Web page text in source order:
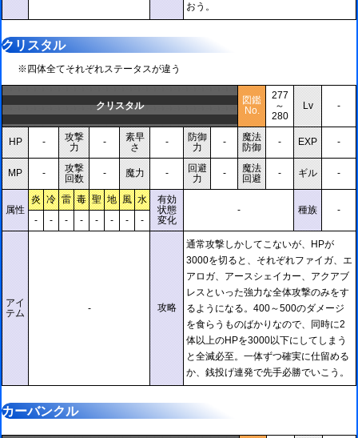
おう。
クリスタル
※四体全てそれぞれステータスが違う
クリスタル
図鑑
No.
277
～
280
Lv -
HP -
攻撃
力
-
素早
さ
-
防御
力
-
魔法
防御
- EXP -
MP -
攻撃
回数
- 魔力 -
回避
力
-
魔法
回避
- ギル -
属性
炎 冷 雷 毒 聖 地 風 水
有効
状態
変化
- 種族
-
-
- - - - - - -
アイ
テム
- 攻略
通常攻撃しかしてこないが、HPが
3000を切ると、それぞれファイガ、エ
アロガ、アースシェイカー、アクアブ
レスといった強力な全体攻撃のみをす
るようになる。400～500のダメージ
を食らうものばかりなので、同時に2
体以上のHPを3000以下にしてしまう
と全滅必至。一体ずつ確実に仕留める
か、銭投げ連発で先手必勝でいこう。
カーバンクル